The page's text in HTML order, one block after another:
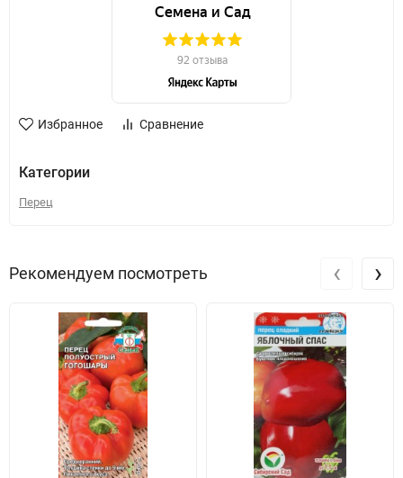
Избранное Сравнение
Категории
Перец
Рекомендуем посмотреть ‹ ›